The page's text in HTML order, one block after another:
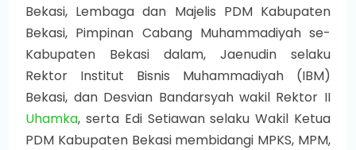
Bekasi, Lembaga dan Majelis PDM Kabupaten
Bekasi, Pimpinan Cabang Muhammadiyah se-
Kabupaten Bekasi dalam, Jaenudin selaku
Rektor Institut Bisnis Muhammadiyah (IBM)
Bekasi, dan Desvian Bandarsyah wakil Rektor II
Uhamka, serta Edi Setiawan selaku Wakil Ketua
PDM Kabupaten Bekasi membidangi MPKS, MPM,